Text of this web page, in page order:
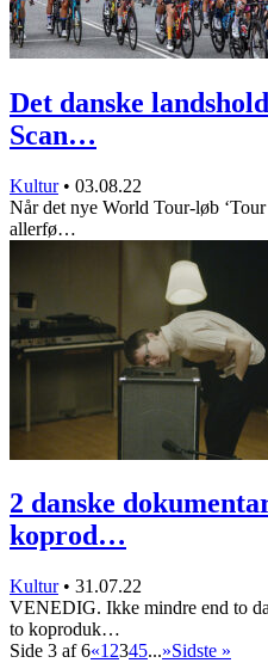
Det danske
Scan…
Kultur • 03.08.22
Når det nye World Tour-løb
allerfø…
2 danske
koprod…
Kultur • 31.07.22
VENEDIG. Ikke mindre end to
to koproduk…
Side 3 af 6«1 2345...»Sidste »